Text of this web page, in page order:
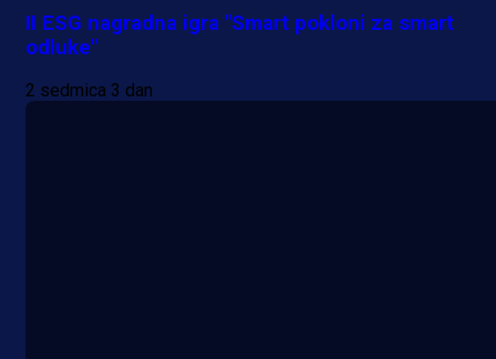
II ESG nagradna igra "Smart pokloni za smart
odluke"
2 sedmica 3 dan